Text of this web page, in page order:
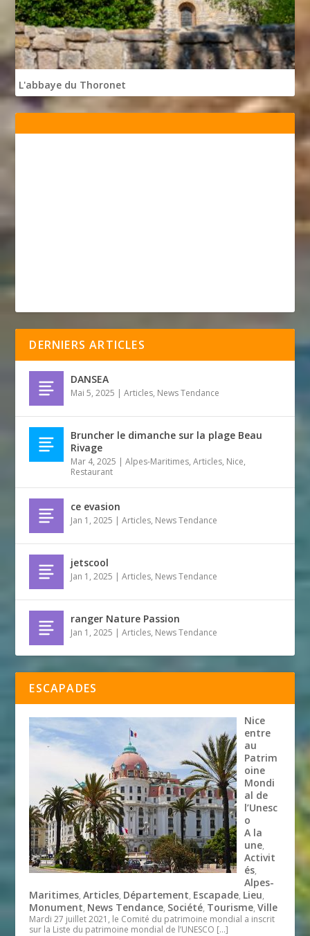
L'abbaye du Thoronet
DERNIERS ARTICLES
DANSEA
Mai 5, 2025 |Articles, News Tendance
Bruncher le dimanche sur la plage Beau
Rivage
Mar 4, 2025 |Alpes-Maritimes,Articles, Nice,
Restaurant
ce evasion
Jan 1, 2025 |Articles, News Tendance
jetscool
Jan 1, 2025 |Articles, News Tendance
ranger Nature Passion
Jan 1, 2025 |Articles, News Tendance
ESCAPADES
Nice
entre
au
Patrim
oine
Mondi
al de
l’Unesc
o
A la
une,
Activit
és,
Alpes-
Maritimes,Articles, Département, Escapade, Lieu,
Monument, News Tendance, Société, Tourisme,Ville
Mardi 27 juillet 2021, le Comité du patrimoine mondial a inscrit
sur la Liste du patrimoine mondial de l’UNESCO […]